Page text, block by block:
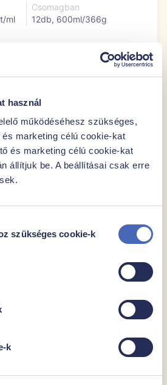
használ
működéséhesz szükséges,
marketing célú cookie-kat
és marketing célú cookie-kat
állítjuk be. A beállításai csak erre
szükséges cookie-k
k
ml
Csomagban
12db, 600ml/366g